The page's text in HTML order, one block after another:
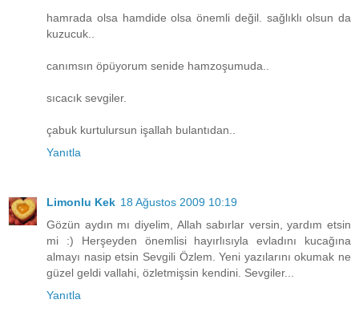
hamrada olsa hamdide olsa önemli değil. sağlıklı olsun da
kuzucuk..
canımsın öpüyorum senide hamzoşumuda..
sıcacık sevgiler.
çabuk kurtulursun işallah bulantıdan..
Yanıtla
Limonlu Kek 18 Ağustos 2009 10:19
Gözün aydın mı diyelim, Allah sabırlar versin, yardım etsin
mi :) Herşeyden önemlisi hayırlısıyla evladını kucağına
almayı nasip etsin Sevgili Özlem. Yeni yazılarını okumak ne
güzel geldi vallahi, özletmişsin kendini. Sevgiler...
Yanıtla